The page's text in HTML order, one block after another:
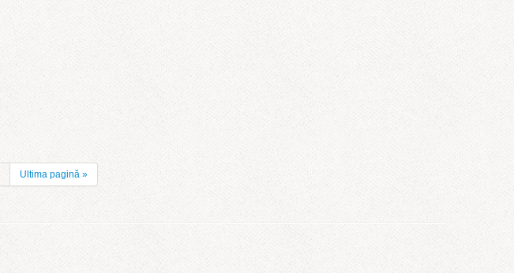
Ultima pagină »